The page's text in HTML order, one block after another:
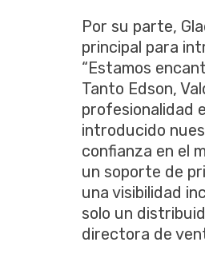
Por su parte,
principal para
“Estamos
Tanto Edson,
profesionalidad
introducido
confianza en el
un soporte de
una visibilidad
solo un
directora de